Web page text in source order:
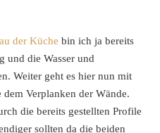
der Küche bin ich ja bereits
und die Wasser und
Weiter geht es hier nun mit
Verplanken der Wände.
die bereits gestellten Profile
sollten da die beiden